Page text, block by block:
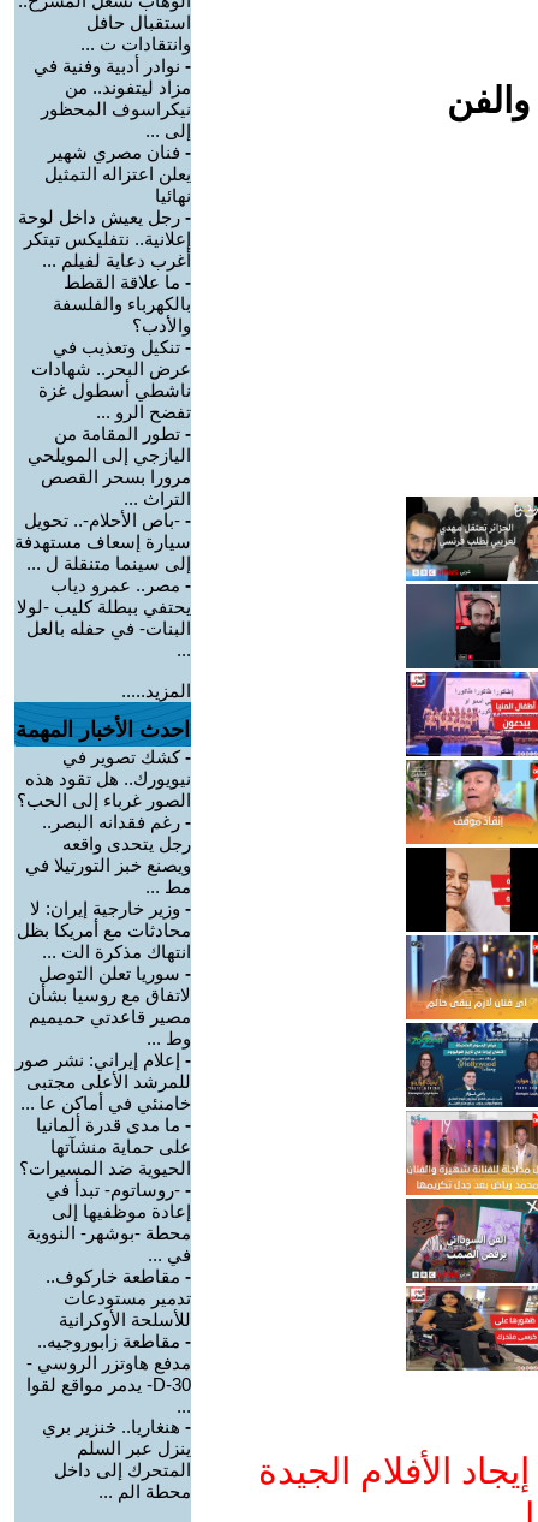
الأفلام الجيدة
استقبال حافل
وانتقادات ت ...
- نوادر أدبية وفنية في
مزاد ليتفوند.. من
نيكراسوف المحظور
إلى ...
- فنان مصري شهير
يعلن اعتزاله التمثيل
نهائيا
- رجل يعيش داخل لوحة
إعلانية.. نتفليكس تبتكر
أغرب دعاية لفيلم ...
- ما علاقة القطط
بالكهرباء والفلسفة
والأدب؟
- تنكيل وتعذيب في
عرض البحر.. شهادات
ناشطي أسطول غزة
تفضح الرو ...
- تطور المقامة من
اليازجي إلى المويلحي
مرورا بسحر القصص
التراث ...
- -باص الأحلام-.. تحويل
سيارة إسعاف مستهدفة
إلى سينما متنقلة ل ...
- مصر.. عمرو دياب
يحتفي ببطلة كليب -لولا
البنات- في حفله بالعل
...
المزيد.....
احدث الأخبار المهمة
-كشك تصوير في
نيويورك.. هل تقود هذه
الصور غرباء إلى الحب؟
- رغم فقدانه البصر..
رجل يتحدى واقعه
ويصنع خبز التورتيلا في
مط ...
- وزير خارجية إيران: لا
محادثات مع أمريكا بظل
انتهاك مذكرة الت ...
- سوريا تعلن التوصل
لاتفاق مع روسيا بشأن
مصير قاعدتي حميميم
وط ...
- إعلام إيراني: نشر صور
للمرشد الأعلى مجتبى
خامنئي في أماكن عا ...
- ما مدى قدرة ألمانيا
على حماية منشآتها
الحيوية ضد المسيرات؟
- -روساتوم- تبدأ في
إعادة موظفيها إلى
محطة -بوشهر- النووية
في ...
- مقاطعة خاركوف..
تدمير مستودعات
للأسلحة الأوكرانية
- مقاطعة زابوروجيه..
مدفع هاوتزر الروسي -
D-30- يدمر مواقع لقوا
...
- هنغاريا.. خنزير بري
ينزل عبر السلم
المتحرك إلى داخل
محطة الم ...